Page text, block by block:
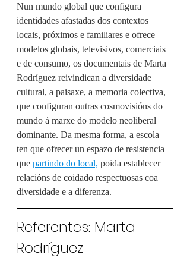
Nun mundo global que configura
identidades afastadas dos contextos
locais, próximos e familiares e ofrece
modelos globais, televisivos, comerciais
e de consumo, os documentais de Marta
Rodríguez reivindican a diversidade
cultural, a paisaxe, a memoria colectiva,
que configuran outras cosmovisións do
mundo á marxe do modelo neoliberal
dominante. Da mesma forma, a escola
ten que ofrecer un espazo de resistencia
que partindo do local, poida establecer
relacións de coidado respectuosas coa
diversidade e a diferenza.
Referentes: Marta
Rodríguez